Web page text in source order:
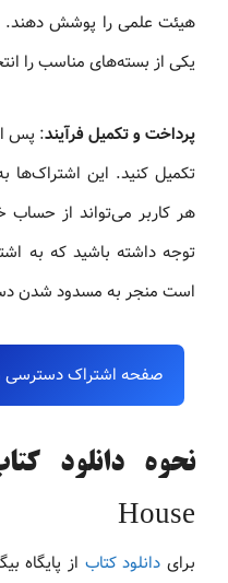
هیئت علمی را پوشش دهند.
یکی از بسته‌های مناسب را
پرداخت و تکمیل فرآیند: پس
تکمیل کنید. این اشتراک‌ها
هر کاربر می‌تواند از حساب
توجه داشته باشید که به
است منجر به مسدود شدن
صفحه اشتراک دسترسی
House
برای دانلود کتاب از پایگاه